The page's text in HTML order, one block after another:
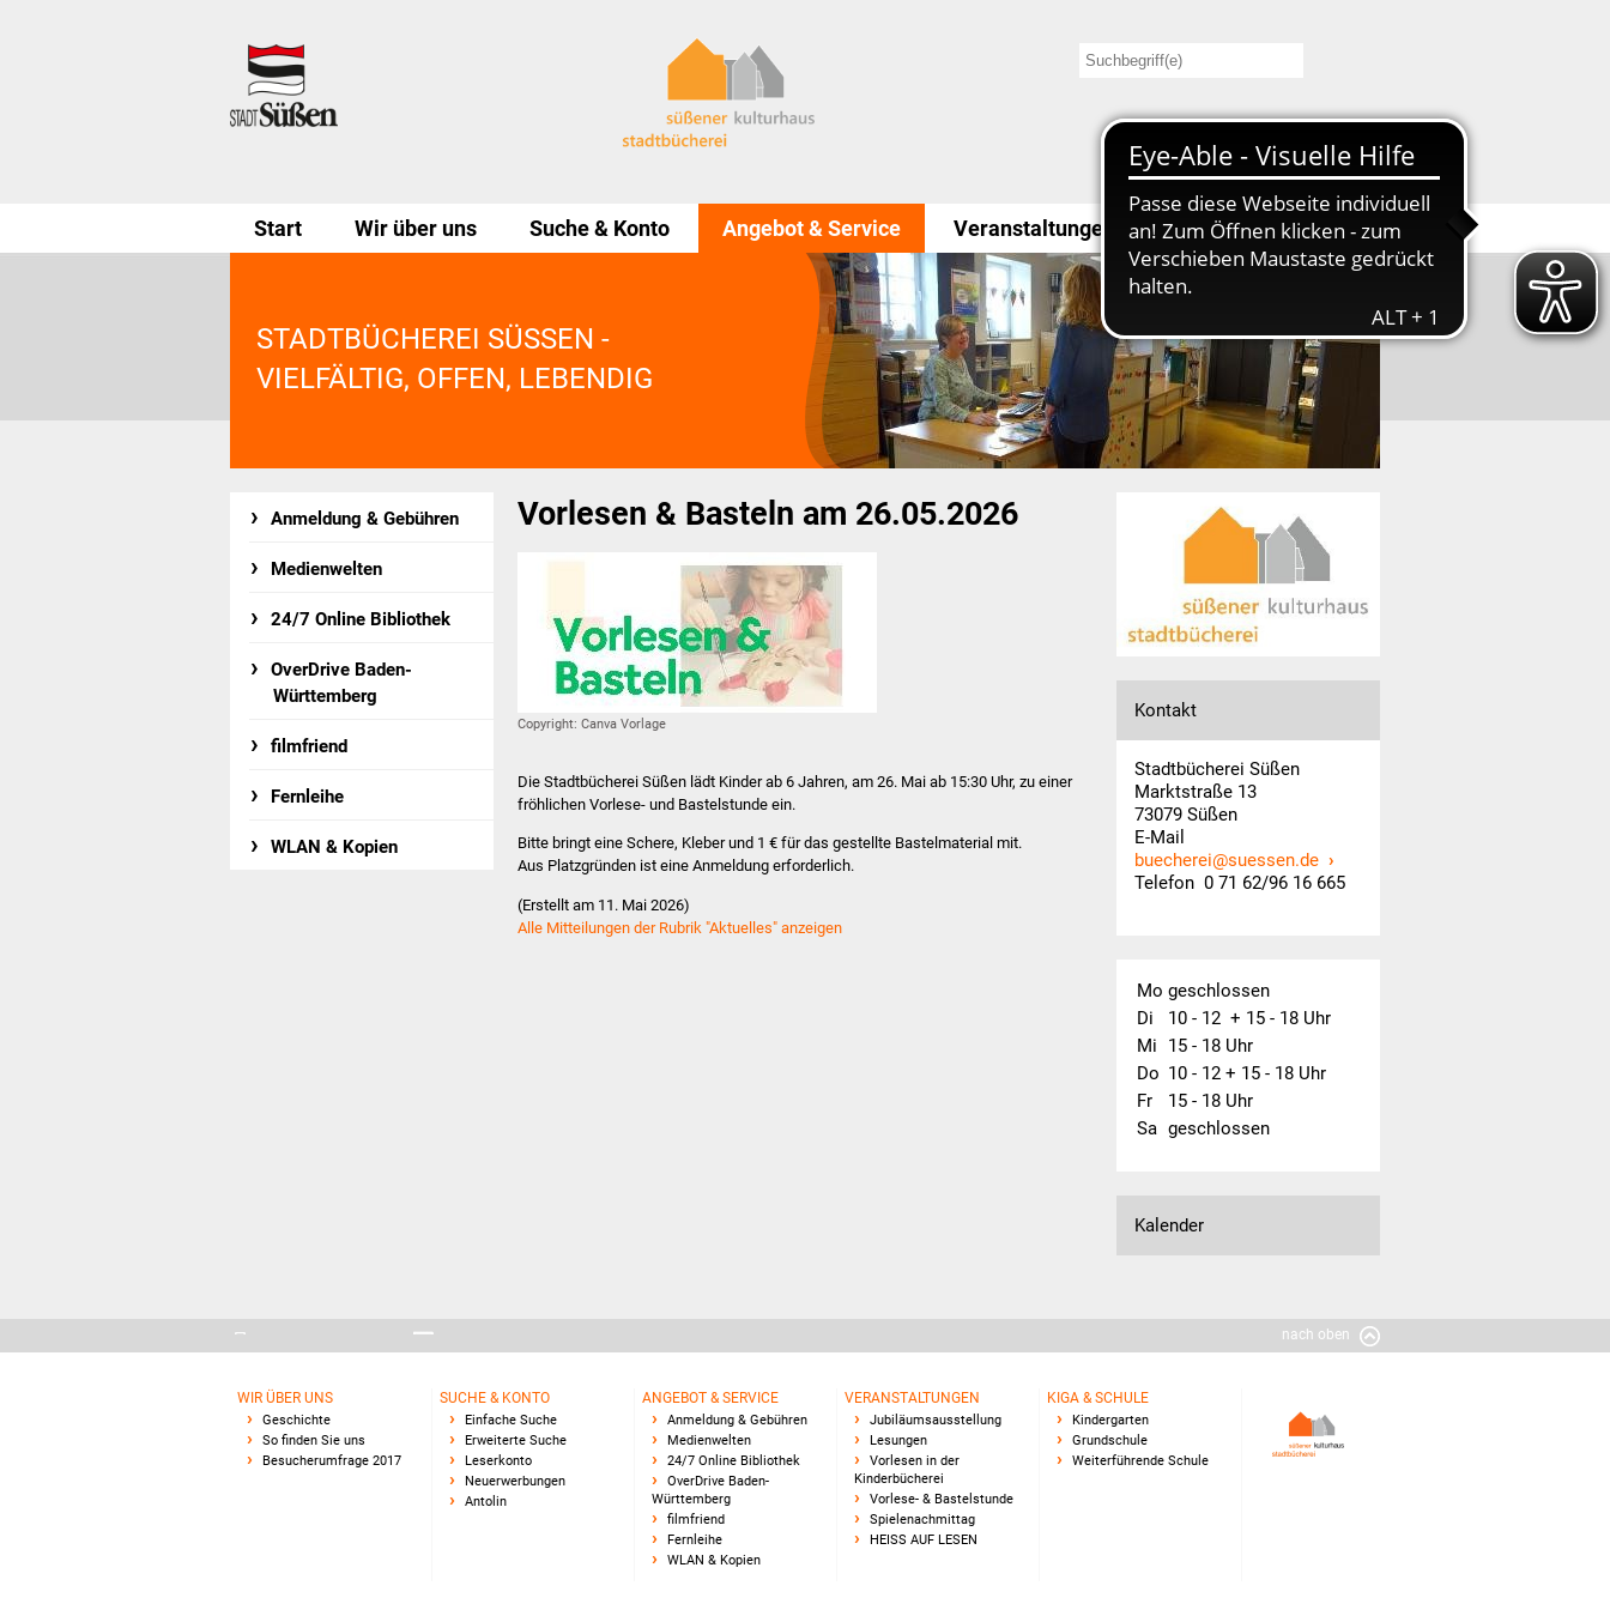
Start Wir über uns Suche & Konto Angebot & Service Veranstaltungen KiGa & Schule
STADTBÜCHEREI SÜSSEN -
VIELFÄLTIG, OFFEN, LEBENDIG
Anmeldung & Gebühren
Medienwelten
24/7 Online Bibliothek
OverDrive Baden-
Württemberg
filmfriend
Fernleihe
WLAN & Kopien
Vorlesen & Basteln am 26.05.2026
Copyright: Canva Vorlage
Die Stadtbücherei Süßen lädt Kinder ab 6 Jahren, am 26. Mai ab 15:30 Uhr, zu einer
fröhlichen Vorlese- und Bastelstunde ein.
Bitte bringt eine Schere, Kleber und 1 € für das gestellte Bastelmaterial mit.
Aus Platzgründen ist eine Anmeldung erforderlich.
(Erstellt am 11. Mai 2026)
Alle Mitteilungen der Rubrik "Aktuelles" anzeigen
Kontakt
Stadtbücherei Süßen
Marktstraße 13
73079 Süßen
E-Mail
buecherei@suessen.de
Telefon 0 71 62/96 16 665
Mo geschlossen
Di
10 - 12  + 15 - 18 Uhr
Mi
15 - 18 Uhr
Do 10 - 12 + 15 - 18 Uhr
Fr
15 - 18 Uhr
Sa geschlossen
Kalender
nach oben
WIR ÜBER UNS
Geschichte
So finden Sie uns
Besucherumfrage 2017
SUCHE & KONTO
Einfache Suche
Erweiterte Suche
Leserkonto
Neuerwerbungen
Antolin
ANGEBOT & SERVICE
Anmeldung & Gebühren
Medienwelten
24/7 Online Bibliothek
OverDrive Baden-
Württemberg
filmfriend
Fernleihe
WLAN & Kopien
VERANSTALTUNGEN
Jubiläumsausstellung
Lesungen
Vorlesen in der
Kinderbücherei
Vorlese- & Bastelstunde
Spielenachmittag
HEISS AUF LESEN
KIGA & SCHULE
Kindergarten
Grundschule
Weiterführende Schule